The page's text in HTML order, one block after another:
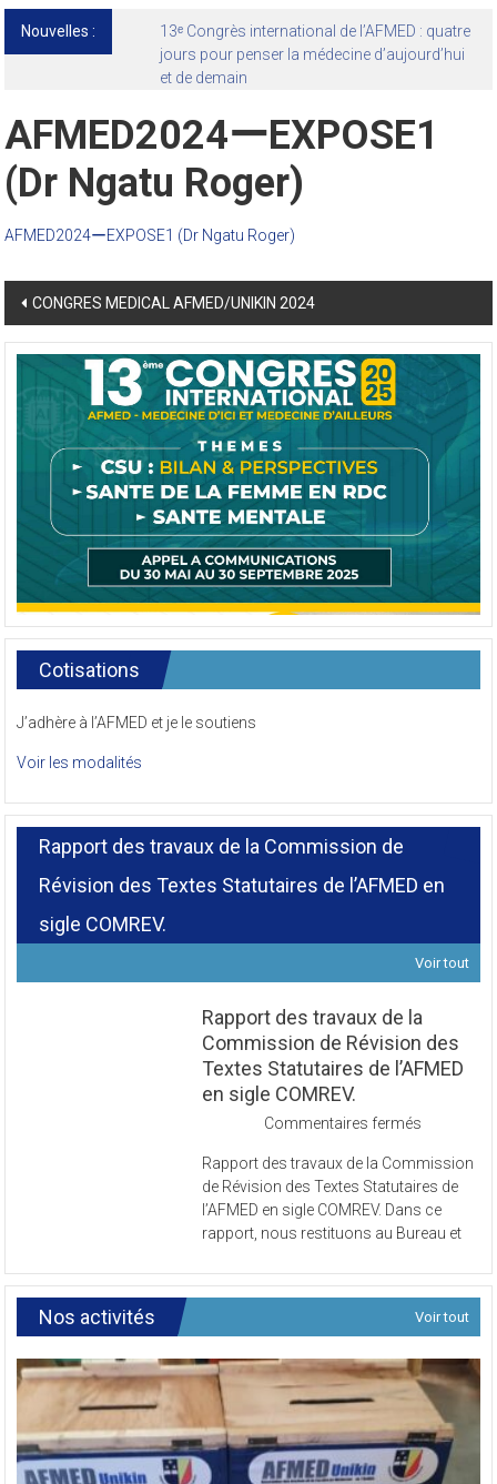
Nouvelles :
13ᵉ Congrès international de l’AFMED : quatre
jours pour penser la médecine d’aujourd’hui
et de demain
AFMED2024ーEXPOSE1
(Dr Ngatu Roger)
AFMED2024ーEXPOSE1 (Dr Ngatu Roger)
Post
navigation
CONGRES MEDICAL AFMED/UNIKIN 2024
Cotisations
J’adhère à l’AFMED et je le soutiens
Voir les modalités
Rapport des travaux de la Commission de
Révision des Textes Statutaires de l’AFMED en
sigle COMREV.
Voir tout
Rapport des travaux de la
Commission de Révision des
Textes Statutaires de l’AFMED
en sigle COMREV.
Commentaires fermés
des
travaux
de
la
de
Révision
Textes
Statutaires
de
l’AFMED
en
sigle
Rapport des travaux de la Commission
de Révision des Textes Statutaires de
l’AFMED en sigle COMREV. Dans ce
rapport, nous restituons au Bureau et
Nos activités Voir tout